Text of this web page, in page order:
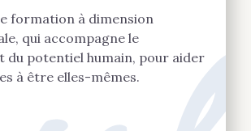
formation à dimension
qui accompagne le
du potentiel humain, pour aider
à être elles-mêmes.